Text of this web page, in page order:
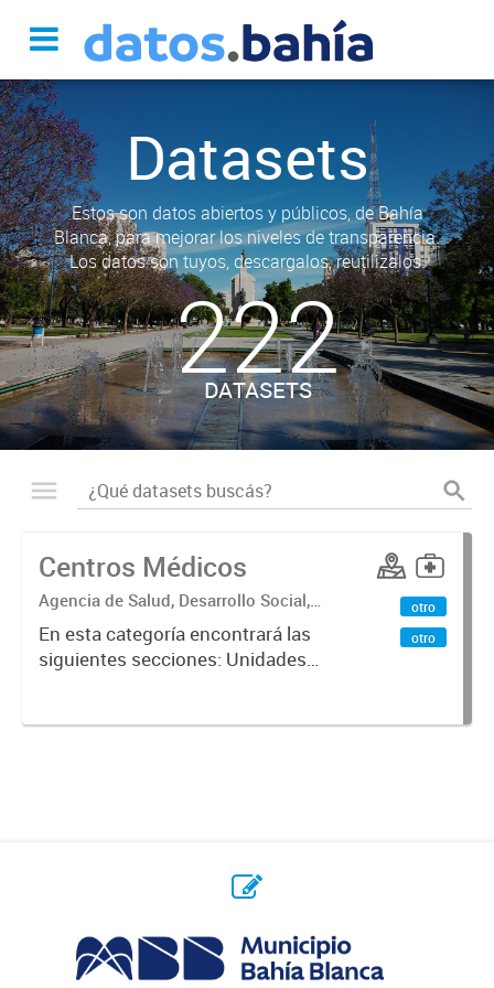
Datasets
Estos son datos abiertos y públicos, de Bahía
Blanca, para mejorar los niveles de transparencia.
Los datos son tuyos, descargalos, reutilizalos.
222
DATASETS
Centros Médicos
Agencia de Salud, Desarrollo Social,
Ambiente y Hábitat
En esta categoría encontrará las
siguientes secciones: Unidades
Respiratorios,
otro
otro